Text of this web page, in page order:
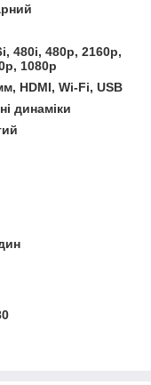
480i, 480p, 2160p,
1080p
HDMI, Wi-Fi, USB
динаміки